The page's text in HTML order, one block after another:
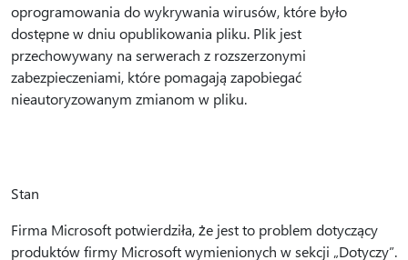
oprogramowania do wykrywania wirusów, które było
dostępne w dniu opublikowania pliku. Plik jest
przechowywany na serwerach z rozszerzonymi
zabezpieczeniami, które pomagają zapobiegać
nieautoryzowanym zmianom w pliku.
Stan
Firma Microsoft potwierdziła, że jest to problem dotyczący
produktów firmy Microsoft wymienionych w sekcji „Dotyczy”.